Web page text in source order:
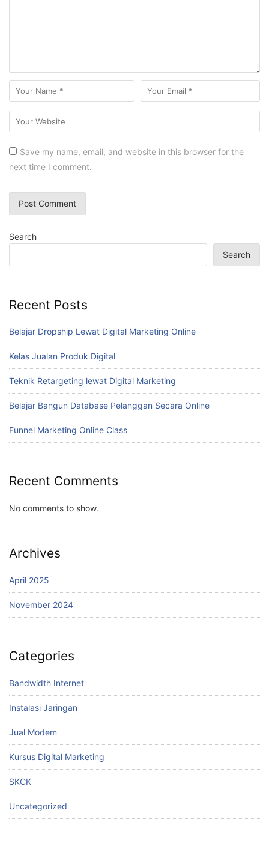
Save my name, email, and website in this browser for the
next time I comment.
Search
Search
Recent Posts
Belajar Dropship Lewat Digital Marketing Online
Kelas Jualan Produk Digital
Teknik Retargeting lewat Digital Marketing
Belajar Bangun Database Pelanggan Secara Online
Funnel Marketing Online Class
Recent Comments
No comments to show.
Archives
April 2025
November 2024
Categories
Bandwidth Internet
Instalasi Jaringan
Jual Modem
Kursus Digital Marketing
SKCK
Uncategorized